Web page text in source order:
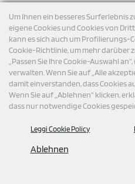
Um Ihnen ein besseres Surferlebnis
eigene Cookies und Cookies von
kann es sich auch um Profilierungs-
Cookie-Richtlinie, um mehr darüber
„Passen Sie Ihre Cookie-Auswahl
verwalten. Wenn Sie auf „Alle
damit einverstanden, dass Cookies
Wenn Sie auf „Ablehnen“ klicken,
dass nur notwendige Cookies
Leggi Cookie Policy
Ablehnen
Versand
© 2026 StampaSi s.r.l. ALLE